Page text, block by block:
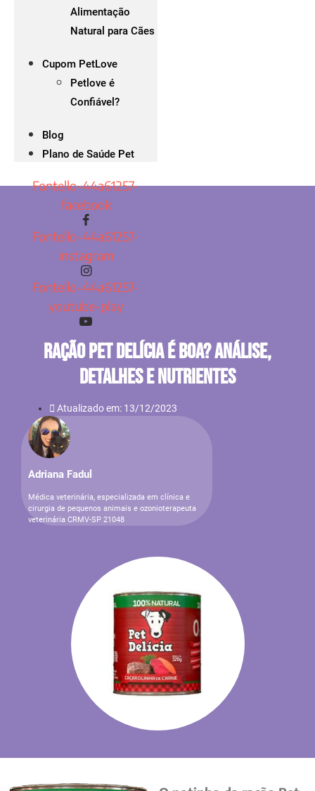
Alimentação
Natural para Cães
Cupom PetLove
Petlove é
Confiável?
Blog
Plano de Saúde Pet
Fontello-44a61257-
facebook
Fontello-44a61257-
instagram
Fontello-44a61257-
youtube-play
Ração Pet Delícia É Boa? Análise,
Detalhes E Nutrientes
Atualizado em: 13/12/2023
Adriana Fadul
Médica veterinária, especializada em clínica e
cirurgia de pequenos animais e ozonioterapeuta
veterinária CRMV-SP 21048